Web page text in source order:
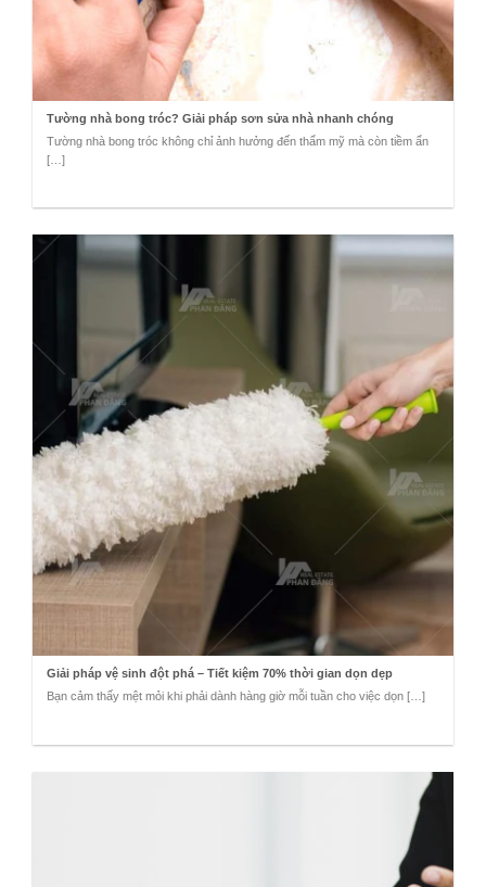
Tường nhà bong tróc? Giải pháp sơn sửa nhà nhanh chóng
Tường nhà bong tróc không chỉ ảnh hưởng đến thẩm mỹ mà còn tiềm ẩn
[…]
Giải pháp vệ sinh đột phá – Tiết kiệm 70% thời gian dọn dẹp
Bạn cảm thấy mệt mỏi khi phải dành hàng giờ mỗi tuần cho việc dọn […]